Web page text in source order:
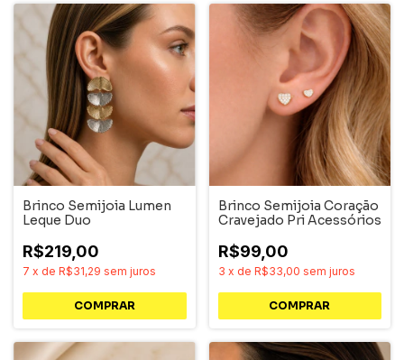
Brinco Semijoia Lumen
Leque Duo
R$219,00
7 x de R$31,29 sem juros
Brinco Semijoia Coração
Cravejado Pri Acessórios
R$99,00
3 x de R$33,00 sem juros
COMPRAR